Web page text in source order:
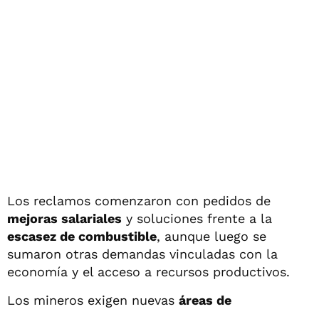
Los reclamos comenzaron con pedidos de
mejoras salariales y soluciones frente a la
escasez de combustible, aunque luego se
sumaron otras demandas vinculadas con la
economía y el acceso a recursos productivos.
Los mineros exigen nuevas áreas de